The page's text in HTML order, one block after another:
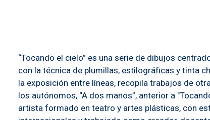
“Tocando el cielo” es una serie de dibujos
con la técnica de plumillas, estilográficas y tinta
la exposición entre líneas, recopila trabajos de
los autónomos, “A dos manos”, anterior a
artista formado en teatro y artes plásticas, con